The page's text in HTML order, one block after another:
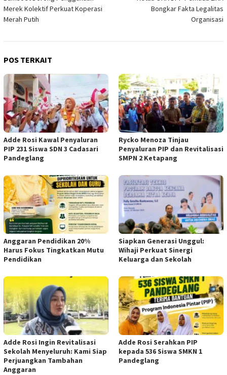
Merek Kolektif Perkuat Koperasi
Merah Putih
Bongkar Fakta Legalitas
Organisasi
POS TERKAIT
Adde Rosi Kawal Penyaluran
PIP 231 Siswa SDN 3 Cadasari
Pandeglang
Rycko Menoza Tinjau
Penyaluran PIP dan Revitalisasi
SMPN 2 Ketapang
Anggaran Pendidikan 20%
Harus Fokus Tingkatkan Mutu
Pendidikan
Siapkan Generasi Unggul:
Wihaji Perkuat Sinergi
Keluarga dan Sekolah
Adde Rosi Ingin Revitalisasi
Sekolah Menyeluruh: Kami Siap
Perjuangkan Tambahan
Anggaran
Adde Rosi Serahkan PIP
kepada 536 Siswa SMKN 1
Pandeglang